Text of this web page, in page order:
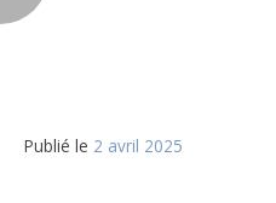
Publié le 2 avril 2025